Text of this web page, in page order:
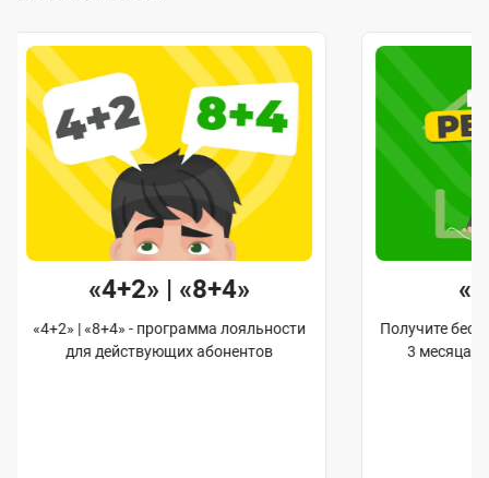
«4+2» | «8+4»
«4+2» | «8+4» - программа лояльности
для действующих абонентов
Получите
3 месяца